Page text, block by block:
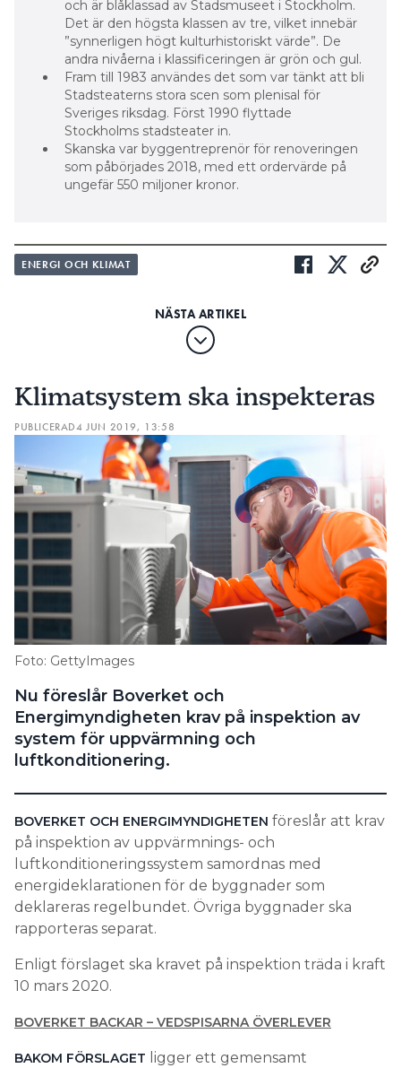
och är blåklassad av Stadsmuseet i Stockholm.
Det är den högsta klassen av tre, vilket innebär
”synnerligen högt kulturhistoriskt värde”. De
andra nivåerna i klassificeringen är grön och gul.
Fram till 1983 användes det som var tänkt att bli
Stadsteaterns stora scen som plenisal för
Sveriges riksdag. Först 1990 flyttade
Stockholms stadsteater in.
Skanska var byggentreprenör för renoveringen
som påbörjades 2018, med ett ordervärde på
ungefär 550 miljoner kronor.
ENERGI OCH KLIMAT
Klimatsystem ska inspekteras
PUBLICERAD4 JUN 2019, 13:58
Foto: GettyImages
Nu föreslår Boverket och
Energimyndigheten krav på inspektion av
system för uppvärmning och
luftkonditionering.
BOVERKET OCH ENERGIMYNDIGHETEN föreslår att krav
på inspektion av uppvärmnings- och
luftkonditioneringssystem samordnas med
energideklarationen för de byggnader som
deklareras regelbundet. Övriga byggnader ska
rapporteras separat.
Enligt förslaget ska kravet på inspektion träda i kraft
10 mars 2020.
BOVERKET BACKAR – VEDSPISARNA ÖVERLEVER
BAKOM FÖRSLAGET ligger ett gemensamt